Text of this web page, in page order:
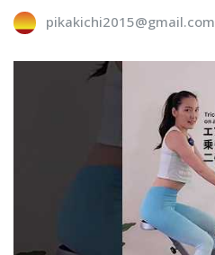
pikakichi2015@gmail.com